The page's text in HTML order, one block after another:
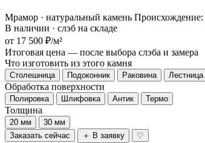
Мрамор · натуральный камень
В наличии · слэб на складе
от 17 500 ₽/м²
Итоговая цена — после выбора слэба и замера
Что изготовить из этого камня
Столешница Подоконник Раковина Лестница
Обработка поверхности
Полировка Шлифовка Антик Термо
Толщина
20 мм
30 мм
Заказать сейчас
＋ В заявку ♡